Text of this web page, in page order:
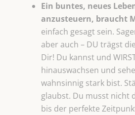
Ein buntes, neues
anzusteuern, braucht
einfach gesagt sein.
aber auch – DU trägst
Dir! Du kannst und
hinauswachsen und
wahnsinnig stark bist.
glaubst. Du musst nicht
bis der perfekte